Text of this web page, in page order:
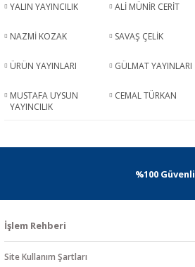
YALIN YAYINCILIK
ALİ MÜNİR CERİT
NAZMİ KOZAK SAVAŞ ÇELİK
ÜRÜN YAYINLARI
GÜLMAT YAYINLARI
MUSTAFA UYSUN
YAYINCILIK
CEMAL TÜRKAN
%100
İşlem Rehberi
Site Kullanım Şartları